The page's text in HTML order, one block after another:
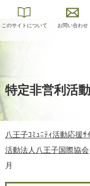
このサイトについて お問い合わせ
特定非営利活
八王子ｺﾐｭﾆﾃｨ活動応援
活動法人八王子国際協会
月